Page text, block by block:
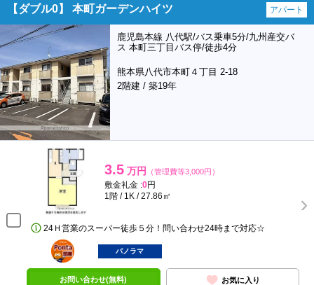
【ダブル0】 本町ガーデンハイツ アパート
鹿児島本線 八代駅/バス乗車5分/九州産交バ
ス 本町三丁目バス停/徒歩4分
熊本県八代市本町４丁目 2-18
2階建 / 築19年
3.5 万円 （管理費等3,000円）
敷金礼金 :0円
1階 / 1K / 27.86㎡
24Ｈ営業のスーパー徒歩５分！問い合わせ24時まで対応☆
ポンタ
部屋
パノラマ
お問い合わせ(無料) お気に入り